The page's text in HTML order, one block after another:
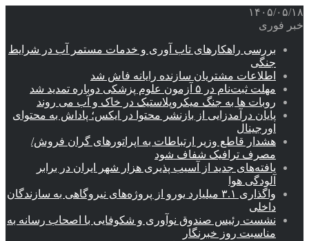
۱۴۰۵/۰۵/۱۸
خبر فوری
بررسی راهکارهای تاب آوری و خدمات مستمر آب در شرایط
جنگی
اطلاعات مشتریان سازنده رایانه فاش شد
مهلت ثبت‌نام در ۵ آزمون علوم پزشکی دوباره تمدید شد
روبات ها به جنگ میکروپلاستیک در خاک و آب می روند
پایان درآمدزایی از بازنشر محتوا در ایکس؛ پاداش به محتوای
اورجینال
هشدار قاطع وزیر ارتباطات به اپراتورهای گران فروش/
مصرف ترافیک شفاف شود
یافته‌های جدید از آسیب پذیری هزار شهر ایران در برابر
آلودگی هوا
واگذاری ۳.۱ میلیارد یورو از پروژه‌های نیروگاهی به سازندگان
داخلی
نشست رئیس صندوق نوآوری و شکوفایی با اصحاب رسانه به
مناسبت روز خبرنگار